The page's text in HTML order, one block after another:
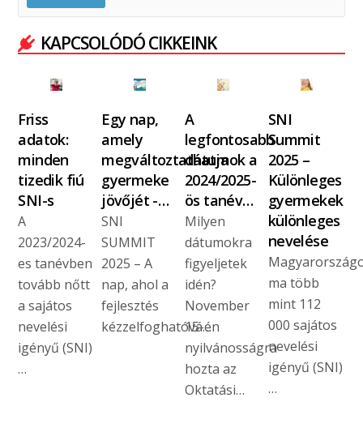
KAPCSOLÓDÓ CIKKEINK
Friss
adatok:
minden
tizedik fiú
SNI-s
A
2023/2024-
es tanévben
tovább nőtt
a sajátos
nevelési
igényű (SNI)
…
Egy nap,
amely
megváltoztathatja
gyermeke
jövőjét -…
SNI
SUMMIT
2025 – A
nap, ahol a
fejlesztés
kézzelfoghatóvá…
A
legfontosabb
dátumok a
2024/2025-
ös tanév…
Milyen
dátumokra
figyeljetek
idén?
November
15-én
nyilvánosságra
hozta az
Oktatási…
SNI
Summit
2025 –
Különleges
gyermekek
különleges
nevelése
ma több
mint 112
000 sajátos
nevelési
igényű (SNI)
…